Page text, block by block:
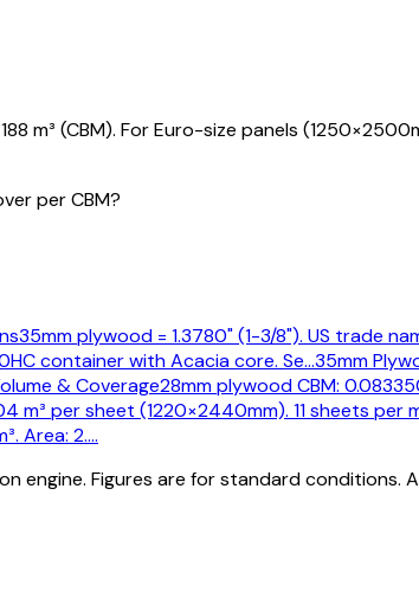
m³ (CBM). For Euro-size panels
per CBM?
35mm plywood = 1.3780" (1-3/8"). US trade
container with Acacia core. Se…35mm
& Coverage28mm plywood CBM:
m³ per sheet (1220×2440mm). 11 sheets per
Area: 2.…
engine. Figures are for standard